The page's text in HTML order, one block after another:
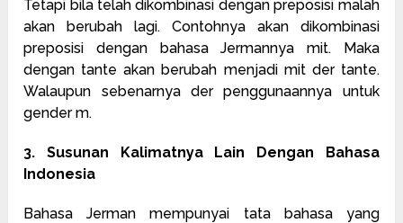
Tetapi bila telah dikombinasi dengan preposisi malah
akan berubah lagi. Contohnya akan dikombinasi
preposisi dengan bahasa Jermannya mit. Maka
dengan tante akan berubah menjadi mit der tante.
Walaupun sebenarnya der penggunaannya untuk
gender m.
3. Susunan Kalimatnya Lain Dengan Bahasa
Indonesia
Bahasa Jerman mempunyai tata bahasa yang